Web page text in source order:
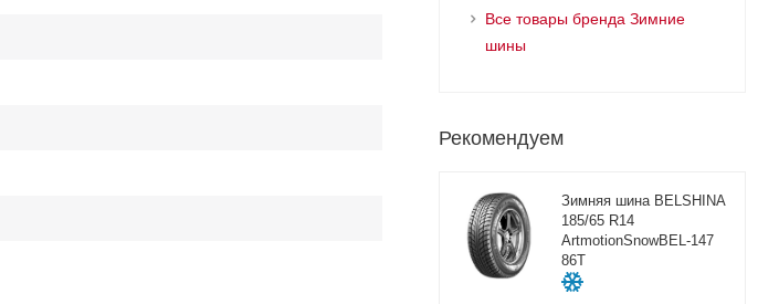
Все товары бренда Зимние
шины
Рекомендуем
Зимняя шина BELSHINA
185/65 R14
ArtmotionSnowBEL-147
86T